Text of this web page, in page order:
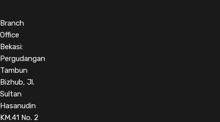
Branch
Office
Bekasi:
Pergudangan
Tambun
Bizhub, Jl.
Sultan
Hasanudin
KM.41 No. 2